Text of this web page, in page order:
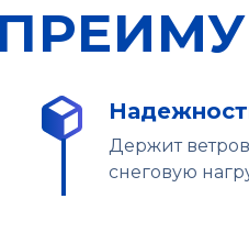
Держит
снеговую